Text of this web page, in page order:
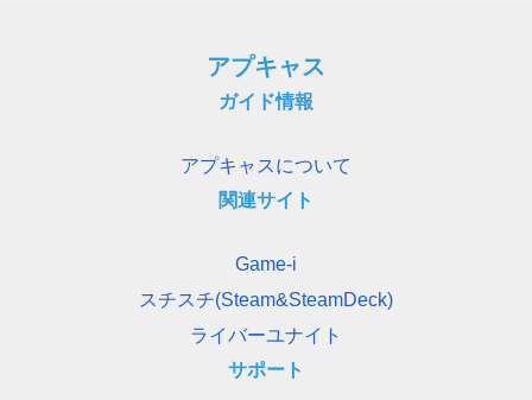
アプキャス
ガイド情報
アプキャスについて
関連サイト
Game-i
スチスチ(Steam&SteamDeck)
ライバーユナイト
サポート